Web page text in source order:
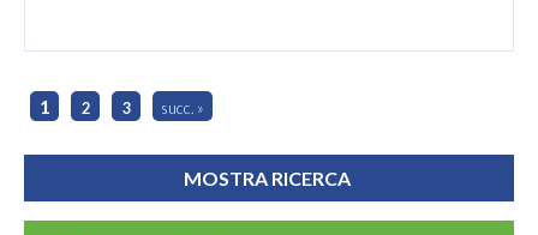
1 2 3 succ. »